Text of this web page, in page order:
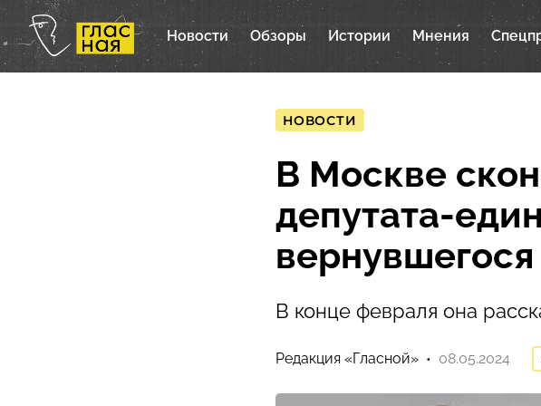
Новости Обзоры Истории Мнения
НОВОСТИ
В Москве
депутата-
В конце февраля она
Редакция «Гласной» 08.05.2024